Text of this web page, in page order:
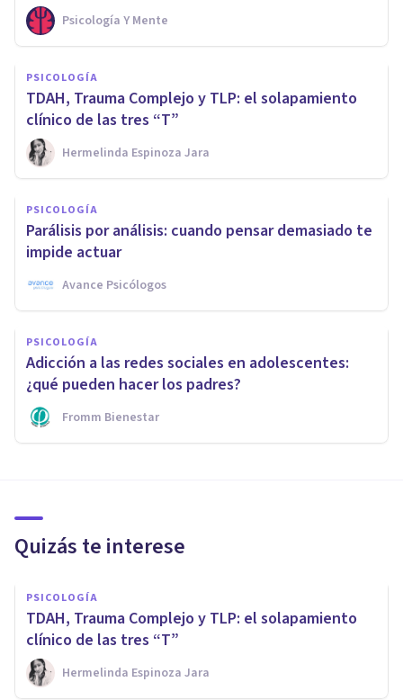
Psicología Y Mente
PSICOLOGÍA
TDAH, Trauma Complejo y TLP: el solapamiento
clínico de las tres “T”
Hermelinda Espinoza Jara
PSICOLOGÍA
Parálisis por análisis: cuando pensar demasiado te
impide actuar
Avance Psicólogos
PSICOLOGÍA
Adicción a las redes sociales en adolescentes:
¿qué pueden hacer los padres?
Fromm Bienestar
Quizás te interese
PSICOLOGÍA
TDAH, Trauma Complejo y TLP: el solapamiento
clínico de las tres “T”
Hermelinda Espinoza Jara